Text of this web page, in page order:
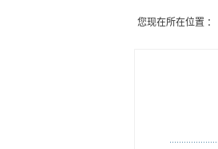
您现在所在位置 ：